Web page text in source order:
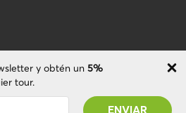
y obtén un 5%
tour.
éxito! Recibirás tu código
+34 675 176 220